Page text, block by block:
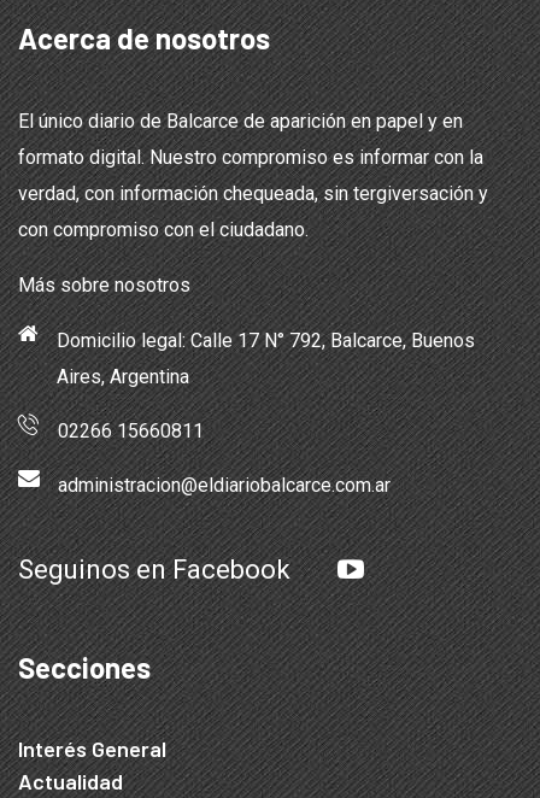
Acerca de nosotros
El único diario de Balcarce de aparición en papel y en
formato digital. Nuestro compromiso es informar con la
verdad, con información chequeada, sin tergiversación y
con compromiso con el ciudadano.
Más sobre nosotros
Domicilio legal: Calle 17 N° 792, Balcarce, Buenos
Aires, Argentina
02266 15660811
administracion@eldiariobalcarce.com.ar
Seguinos en Facebook
Secciones
Interés General
Actualidad